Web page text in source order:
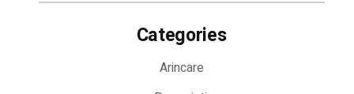
Categories
Arincare